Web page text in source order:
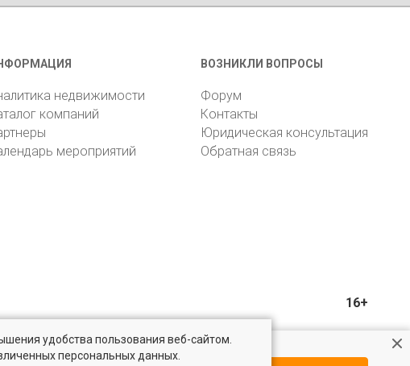
недвижимости
компаний
мероприятий
ВОЗНИКЛИ ВОПРОСЫ
Форум
Контакты
Юридическая консультация
Обратная связь
16+
удобства пользования веб-сайтом.
персональных данных.